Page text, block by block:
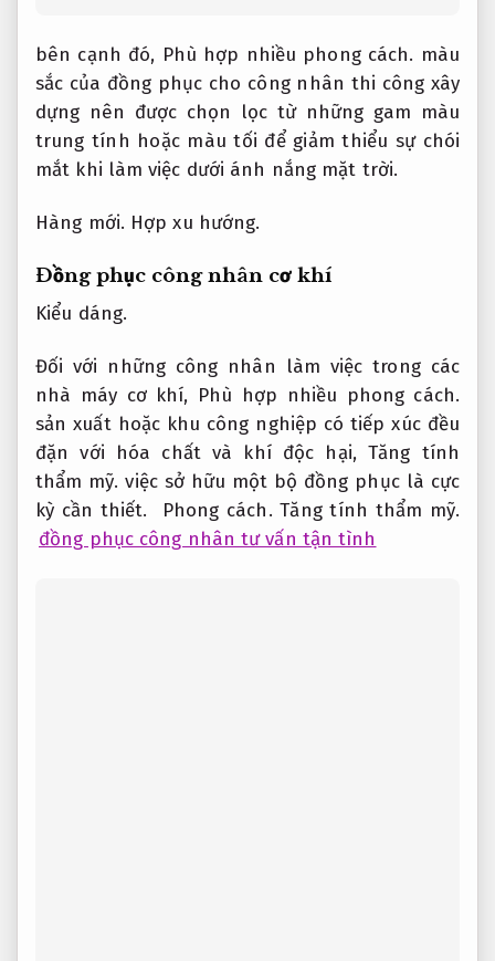
bên cạnh đó, Phù hợp nhiều phong cách. màu
sắc của đồng phục cho công nhân thi công xây
dựng nên được chọn lọc từ những gam màu
trung tính hoặc màu tối để giảm thiểu sự chói
mắt khi làm việc dưới ánh nắng mặt trời.
Hàng mới. Hợp xu hướng.
Đồng phục công nhân cơ khí
Kiểu dáng.
Đối với những công nhân làm việc trong các
nhà máy cơ khí, Phù hợp nhiều phong cách.
sản xuất hoặc khu công nghiệp có tiếp xúc đều
đặn với hóa chất và khí độc hại, Tăng tính
thẩm mỹ. việc sở hữu một bộ đồng phục là cực
kỳ cần thiết. Phong cách. Tăng tính thẩm mỹ.
đồng phục công nhân tư vấn tận tình